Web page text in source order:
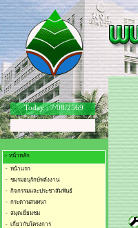
Today :7/08/2569
> หน้าหลัก
- หน้าแรก
- ชมรมอนุรักษ์พลังงาน
- กิจกรรมและประชาสัมพันธ์
- กระดานสนทนา
- สมุดเยี่ยมชม
- เกี่ยวกับโครงการ